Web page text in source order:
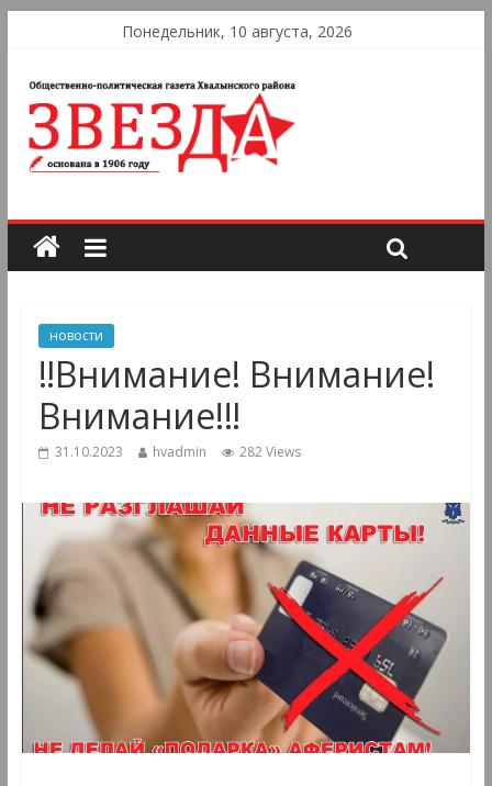
Понедельник, 10 августа, 2026
новости
‼Внимание! Внимание!
Внимание!‼
31.10.2023 hvadmin 282 Views